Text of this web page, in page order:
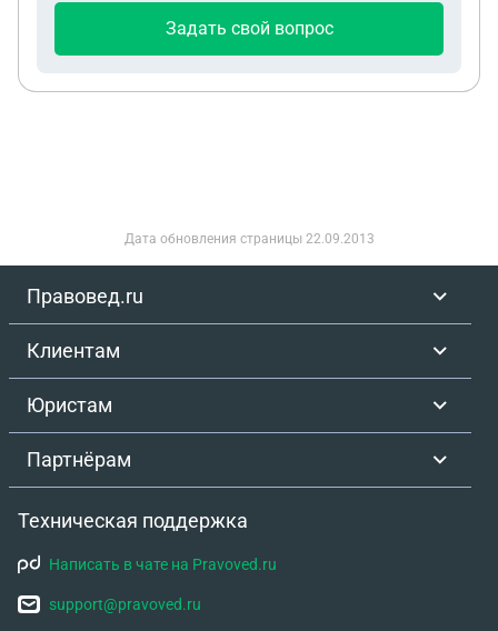
Задать свой вопрос
Дата обновления страницы 22.09.2013
Правовед.ru
Клиентам
Юристам
Партнёрам
Техническая поддержка
Написать в чате на Pravoved.ru
support@pravoved.ru